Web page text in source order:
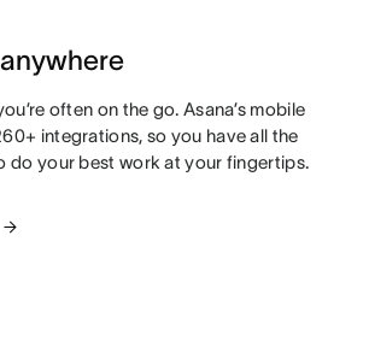
often on the go. Asana’s mobile
integrations, so you have all the
do your best work at your fingertips.